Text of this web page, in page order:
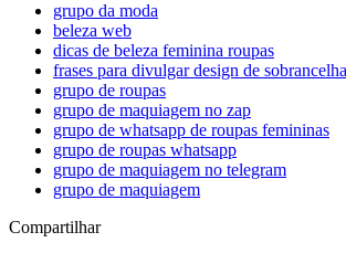
grupo da moda
beleza web
dicas de beleza feminina roupas
frases para divulgar design de sobrancelha
grupo de roupas
grupo de maquiagem no zap
grupo de whatsapp de roupas femininas
grupo de roupas whatsapp
grupo de maquiagem no telegram
grupo de maquiagem
Compartilhar